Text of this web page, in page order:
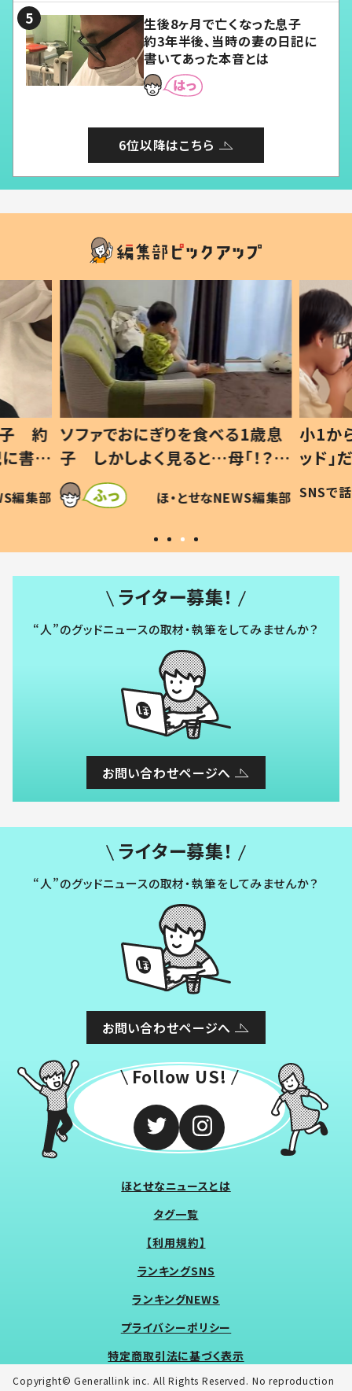
生後8ヶ月で亡くなった息子
約3年半後、当時の妻の日記に
書いてあった本音とは
6位以降はこちら
歳息
？」
編集部
小1から不登校、息子は「ギフテ
ッド」だった 父が“ウチ給食”を
作り続ける理由とは #令和の親
#令和の子
SNSで話題 ほ・とせなNEWS編集部
ひ孫
が、抱
「涙
い」
ライター募集！
“人”のグッドニュースの取材・執筆をしてみませんか？
お問い合わせページへ
ライター募集！
“人”のグッドニュースの取材・執筆をしてみませんか？
お問い合わせページへ
Follow US!
ほとせなニュースとは
タグ一覧
【利用規約】
ランキングSNS
ランキングNEWS
プライバシーポリシー
特定商取引法に基づく表示
Copyright© Generallink inc. All Rights Reserved. No reproduction